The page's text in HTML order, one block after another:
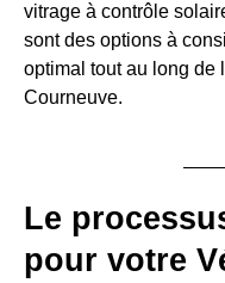
vitrage à contrôle
sont des options à
optimal tout au long de
Courneuve.
Le
pour votre